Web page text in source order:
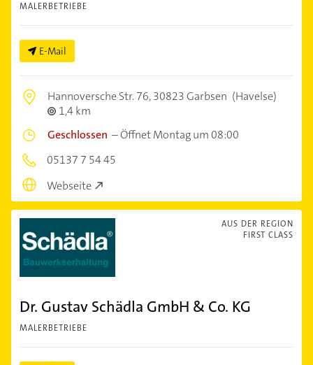
MALERBETRIEBE
E-Mail
Hannoversche Str. 76,30823 Garbsen (Havelse)
1,4 km
Geschlossen –Öffnet Montag um 08:00
05137 7 54 45
Webseite
AUS DER REGION
FIRST CLASS
Dr. Gustav Schädla GmbH & Co. KG
MALERBETRIEBE